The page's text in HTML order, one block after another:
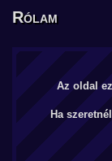
Rólam
Az oldal
Ha